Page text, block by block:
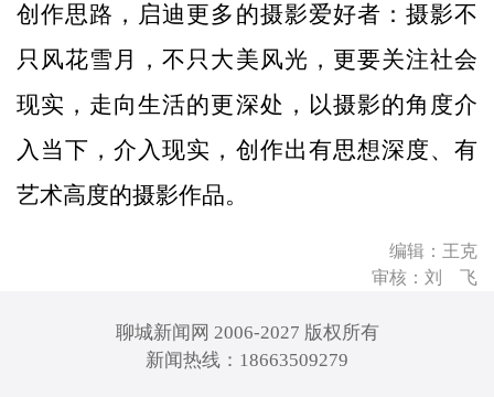
创作思路，启迪更多的摄影爱好者：摄影不
只风花雪月，不只大美风光，更要关注社会
现实，走向生活的更深处，以摄影的角度介
入当下，介入现实，创作出有思想深度、有
艺术高度的摄影作品。
编辑：王克
审核：刘 飞
聊城新闻网 2006-2027 版权所有
新闻热线：18663509279